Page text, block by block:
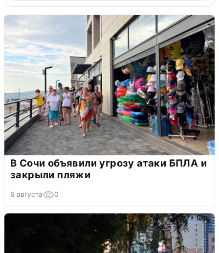
В Сочи объявили угрозу атаки БПЛА и
закрыли пляжи
6 августа 0